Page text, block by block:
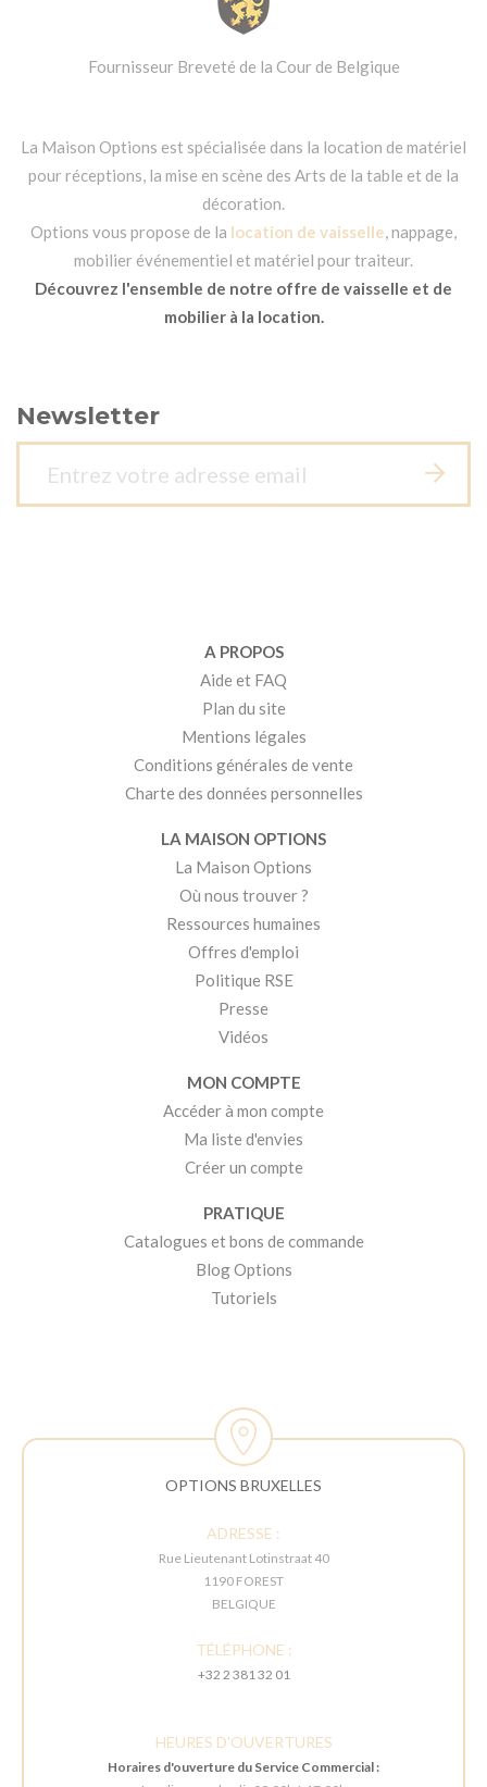
Fournisseur Breveté de la Cour de Belgique
La Maison Options est spécialisée dans la location de matériel
pour réceptions, la mise en scène des Arts de la table et de la
décoration.
Options vous propose de la location de vaisselle, nappage,
mobilier événementiel et matériel pour traiteur.
Découvrez l'ensemble de notre offre de vaisselle et de
mobilier à la location.
Newsletter
A PROPOS
Aide et FAQ
Plan du site
Mentions légales
Conditions générales de vente
Charte des données personnelles
LA MAISON OPTIONS
La Maison Options
Où nous trouver ?
Ressources humaines
Offres d'emploi
Politique RSE
Presse
Vidéos
MON COMPTE
Accéder à mon compte
Ma liste d'envies
Créer un compte
PRATIQUE
Catalogues et bons de commande
Blog Options
Tutoriels
OPTIONS BRUXELLES
ADRESSE :
Rue Lieutenant Lotinstraat 40
1190 FOREST
BELGIQUE
TÉLÉPHONE :
+32 2 381 32 01
HEURES D'OUVERTURES
Horaires d'ouverture du Service Commercial :